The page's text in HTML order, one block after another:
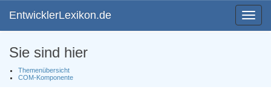
Toggle
EntwicklerLexikon.de
Sie sind hier
Themenübersicht
COM-Komponente